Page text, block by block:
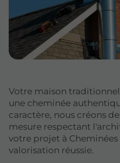
Votre maison
une cheminée
caractère, nous créons
mesure respectant
votre projet à Cheminées
valorisation réussie.